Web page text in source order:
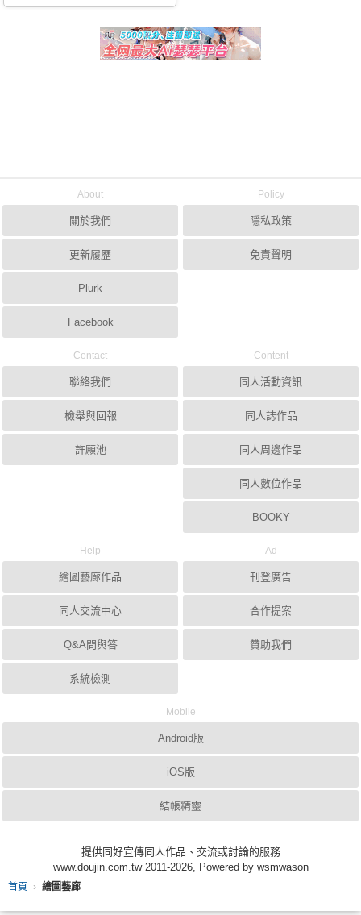
首頁 繪圖藝廊
About
關於我們
更新履歷
Plurk
Facebook
Policy
隱私政策
免責聲明
Contact
聯絡我們
檢舉與回報
許願池
Content
同人活動資訊
同人誌作品
同人周邊作品
同人數位作品
BOOKY
Help
繪圖藝廊作品
同人交流中心
Q&A問與答
系統檢測
Ad
刊登廣告
合作提案
贊助我們
Mobile
Android版
iOS版
結帳精靈
提供同好宣傳同人作品、交流或討論的服務
www.doujin.com.tw 2011-2026, Powered by wsmwason